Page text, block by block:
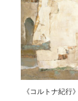
《コルトナ紀